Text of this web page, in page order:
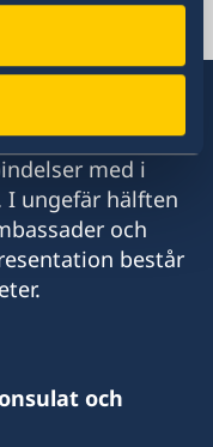
med i
ungefär hälften
och
består
och